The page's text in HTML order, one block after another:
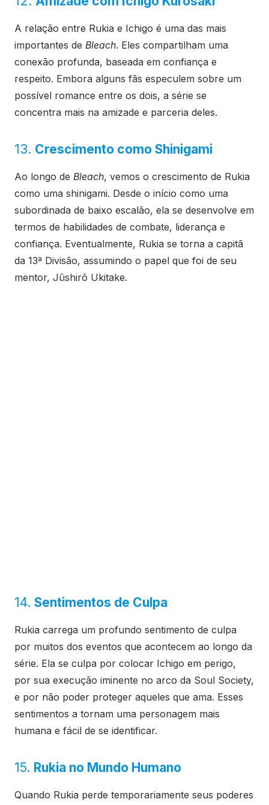
A relação entre Rukia e Ichigo é uma das mais
importantes de Bleach. Eles compartilham uma
conexão profunda, baseada em confiança e
respeito. Embora alguns fãs especulem sobre um
possível romance entre os dois, a série se
concentra mais na amizade e parceria deles.
13. Crescimento como Shinigami
Ao longo de Bleach, vemos o crescimento de Rukia
como uma shinigami. Desde o início como uma
subordinada de baixo escalão, ela se desenvolve em
termos de habilidades de combate, liderança e
confiança. Eventualmente, Rukia se torna a capitã
da 13ª Divisão, assumindo o papel que foi de seu
mentor, Jūshirō Ukitake.
14. Sentimentos de Culpa
Rukia carrega um profundo sentimento de culpa
por muitos dos eventos que acontecem ao longo da
série. Ela se culpa por colocar Ichigo em perigo,
por sua execução iminente no arco da Soul Society,
e por não poder proteger aqueles que ama. Esses
sentimentos a tornam uma personagem mais
humana e fácil de se identificar.
15. Rukia no Mundo Humano
Quando Rukia perde temporariamente seus poderes